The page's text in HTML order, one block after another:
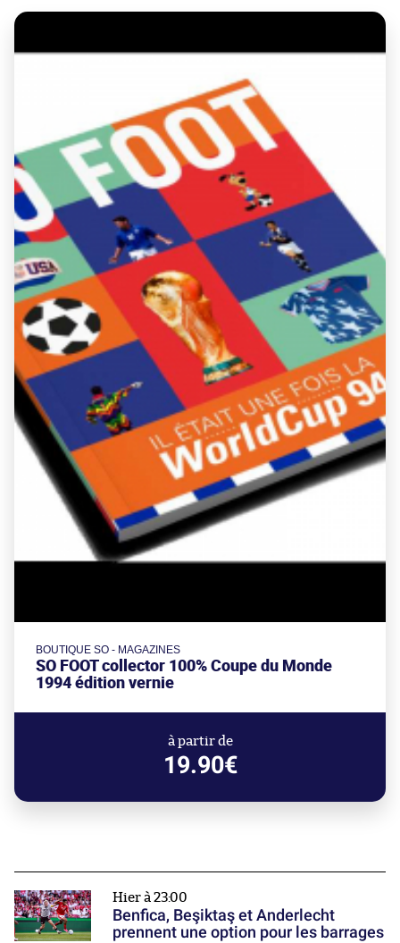
BOUTIQUE SO - MAGAZINES
SO FOOT collector 100% Coupe du Monde
1994 édition vernie
à partir de
19.90€
Hier à 23:00
Benfica, Beşiktaş et Anderlecht
prennent une option pour les barrages